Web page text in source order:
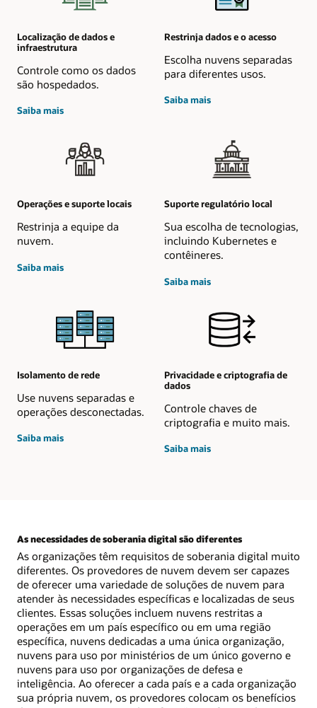
Localização de dados e
infraestrutura
Controle como os dados
são hospedados.
Saiba maissobre
dados
Restrinja dados e o acesso
Escolha nuvens separadas
para diferentes usos.
Saiba maissobre
acesso
Operações e suporte locais
Restrinja a equipe da
nuvem.
Saiba maissobre
operações
Suporte regulatório local
Sua escolha de tecnologias,
incluindo Kubernetes e
contêineres.
Saiba maissobre
local
Isolamento de rede
Use nuvens separadas e
operações desconectadas.
Saiba maissobre
Privacidade e criptografia de
dados
Controle chaves de
criptografia e muito mais.
Saiba maissobre
As necessidades de soberania digital são diferentes
As organizações têm requisitos de soberania digital muito
diferentes. Os provedores de nuvem devem ser capazes
de oferecer uma variedade de soluções de nuvem para
atender às necessidades específicas e localizadas de seus
clientes. Essas soluções incluem nuvens restritas a
operações em um país específico ou em uma região
específica, nuvens dedicadas a uma única organização,
nuvens para uso por ministérios de um único governo e
nuvens para uso por organizações de defesa e
inteligência. Ao oferecer a cada país e a cada organização
sua própria nuvem, os provedores colocam os benefícios